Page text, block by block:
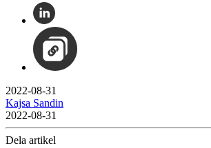
2022-08-31
Kajsa Sandin
2022-08-31
Dela artikel